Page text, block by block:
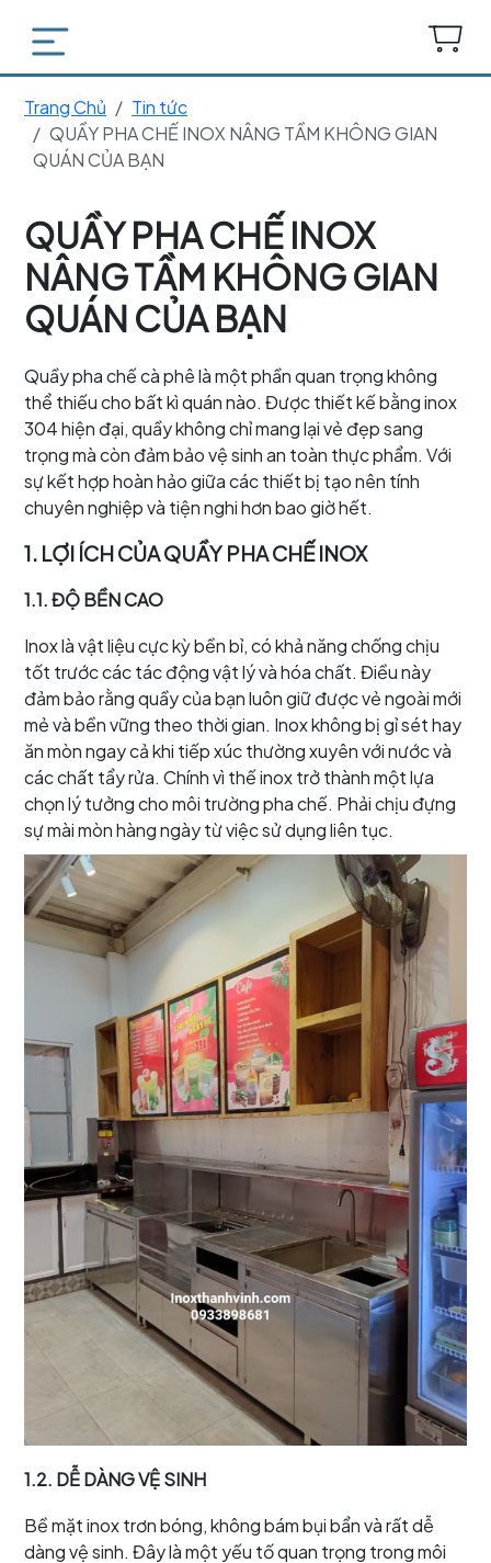
Trang Chủ
Tin tức
QUẦY PHA CHẾ INOX NÂNG TẦM KHÔNG GIAN
QUÁN CỦA BẠN
QUẦY PHA CHẾ INOX
NÂNG TẦM KHÔNG GIAN
QUÁN CỦA BẠN
Quầy pha chế cà phê là một phần quan trọng không
thể thiếu cho bất kì quán nào. Được thiết kế bằng inox
304 hiện đại, quầy không chỉ mang lại vẻ đẹp sang
trọng mà còn đảm bảo vệ sinh an toàn thực phẩm. Với
sự kết hợp hoàn hảo giữa các thiết bị tạo nên tính
chuyên nghiệp và tiện nghi hơn bao giờ hết.
1. LỢI ÍCH CỦA QUẦY PHA CHẾ INOX
1.1. ĐỘ BỀN CAO
Inox là vật liệu cực kỳ bền bỉ, có khả năng chống chịu
tốt trước các tác động vật lý và hóa chất. Điều này
đảm bảo rằng quầy của bạn luôn giữ được vẻ ngoài mới
mẻ và bền vững theo thời gian. Inox không bị gỉ sét hay
ăn mòn ngay cả khi tiếp xúc thường xuyên với nước và
các chất tẩy rửa. Chính vì thế inox trở thành một lựa
chọn lý tưởng cho môi trường pha chế. Phải chịu đựng
sự mài mòn hàng ngày từ việc sử dụng liên tục.
1.2. DỄ DÀNG VỆ SINH
Bề mặt inox trơn bóng, không bám bụi bẩn và rất dễ
dàng vệ sinh. Đây là một yếu tố quan trọng trong môi